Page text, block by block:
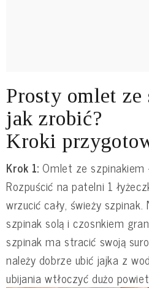
Prosty omlet
jak zrobić?
Kroki
Krok 1: Omlet ze szpinakiem
Rozpuścić na patelni 1
wrzucić cały, świeży
szpinak solą i czosnkiem
szpinak ma stracić swoją
należy dobrze ubić jajka z
ubijania wtłoczyć dużo